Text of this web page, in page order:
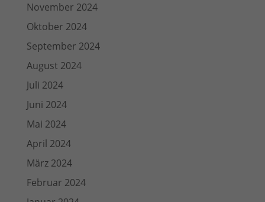
November 2024
Oktober 2024
September 2024
August 2024
Juli 2024
Juni 2024
Mai 2024
April 2024
März 2024
Februar 2024